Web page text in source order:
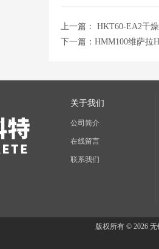
上一篇： HKT60-EA2干
下一篇： HMM100维萨拉
关于我们
公司简介
在线留言
联系我们
版权所有 © 2026